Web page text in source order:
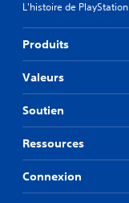
L'histoire de PlayStation
Produits
Valeurs
Soutien
Ressources
Connexion